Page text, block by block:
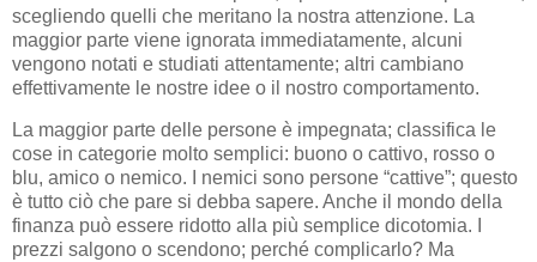
scegliendo quelli che meritano la nostra attenzione. La
maggior parte viene ignorata immediatamente, alcuni
vengono notati e studiati attentamente; altri cambiano
effettivamente le nostre idee o il nostro comportamento.
La maggior parte delle persone è impegnata; classifica le
cose in categorie molto semplici: buono o cattivo, rosso o
blu, amico o nemico. I nemici sono persone “cattive”; questo
è tutto ciò che pare si debba sapere. Anche il mondo della
finanza può essere ridotto alla più semplice dicotomia. I
prezzi salgono o scendono; perché complicarlo? Ma